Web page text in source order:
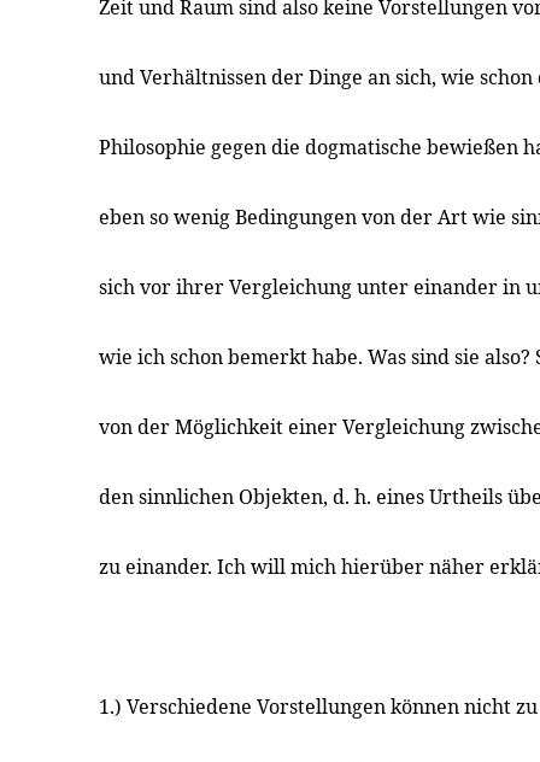
Zeit und Raum sind also keine Vorstellungen
und Verhältnissen der Dinge an sich, wie
Philosophie gegen die dogmatische bewießen
eben so wenig Bedingungen von der Art wie
sich vor ihrer Vergleichung unter einander in
wie ich schon bemerkt habe. Was sind sie also?
von der Möglichkeit einer Vergleichung
den sinnlichen Objekten, d. h. eines Urtheils
zu einander. Ich will mich hierüber näher
1.) Verschiedene Vorstellungen können nicht